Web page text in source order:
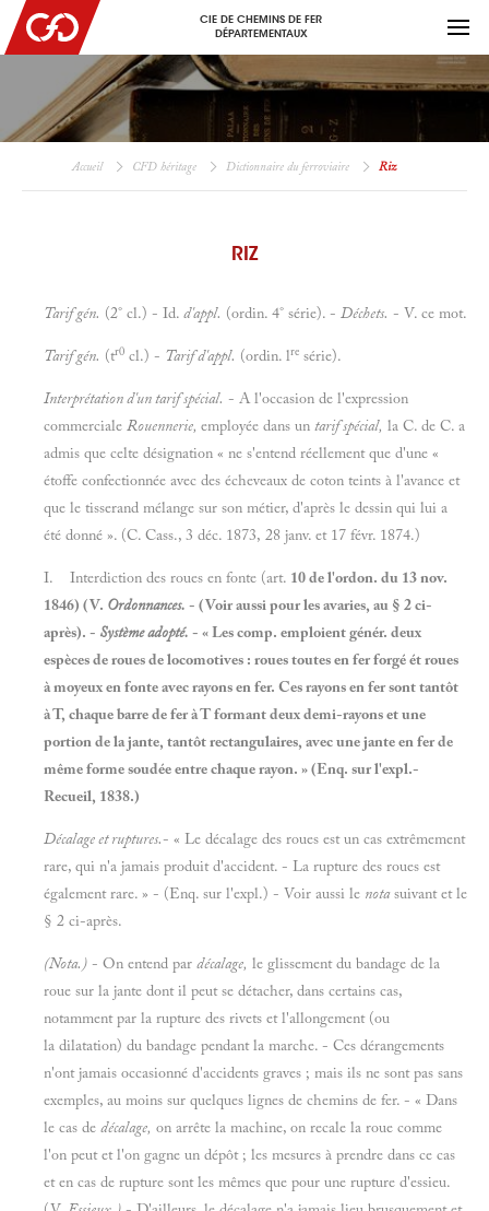
CIE DE CHEMINS DE FER
DÉPARTEMENTAUX
Accueil CFD héritage Dictionnaire du ferroviaire Riz
RIZ
Tarif gén. (2° cl.) - Id. d'appl. (ordin. 4° série). - Déchets. - V. ce mot.
Tarif gén. (tr0 cl.) - Tarif d'appl. (ordin. lre série).
Interprétation d'un tarif spécial. - A l'occasion de l'expression
commerciale Rouennerie, employée dans un tarif spécial, la C. de C. a
admis que celte désignation « ne s'entend réellement que d'une «
étoffe confectionnée avec des écheveaux de coton teints à l'avance et
que le tisserand mélange sur son métier, d'après le dessin qui lui a
été donné ». (C. Cass., 3 déc. 1873, 28 janv. et 17 févr. 1874.)
I. Interdiction des roues en fonte (art. 10 de l'ordon. du 13 nov.
1846) (V. Ordonnances. - (Voir aussi pour les avaries, au § 2 ci-
après). - Système adopté. - « Les comp. emploient génér. deux
espèces de roues de locomotives : roues toutes en fer forgé ét roues
à moyeux en fonte avec rayons en fer. Ces rayons en fer sont tantôt
à T, chaque barre de fer à T formant deux demi-rayons et une
portion de la jante, tantôt rectangulaires, avec une jante en fer de
même forme soudée entre chaque rayon. » (Enq. sur l'expl.-
Recueil, 1838.)
Décalage et ruptures.- « Le décalage des roues est un cas extrêmement
rare, qui n'a jamais produit d'accident. - La rupture des roues est
également rare. » - (Enq. sur l'expl.) - Voir aussi le notasuivant et le
§ 2 ci-après.
(Nota.) - On entend par décalage, le glissement du bandage de la
roue sur la jante dont il peut se détacher, dans certains cas,
notamment par la rupture des rivets et l'allongement (ou
la dilatation) du bandage pendant la marche. - Ces dérangements
n'ont jamais occasionné d'accidents graves ; mais ils ne sont pas sans
exemples, au moins sur quelques lignes de chemins de fer. - « Dans
le cas de décalage, on arrête la machine, on recale la roue comme
l'on peut et l'on gagne un dépôt ; les mesures à prendre dans ce cas
et en cas de rupture sont les mêmes que pour une rupture d'essieu.